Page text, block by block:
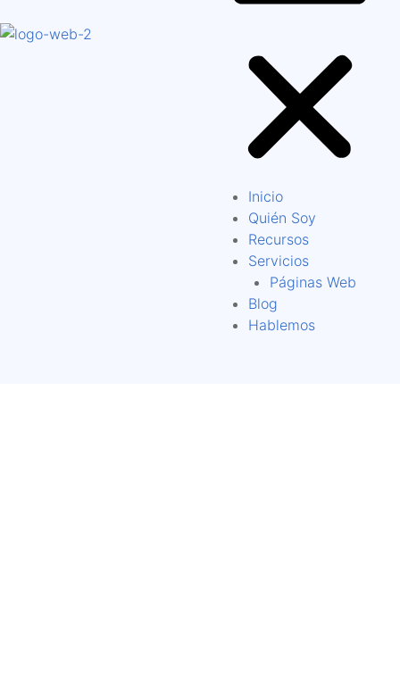
Inicio
Quién Soy
Recursos
Servicios
Páginas Web
Blog
Hablemos